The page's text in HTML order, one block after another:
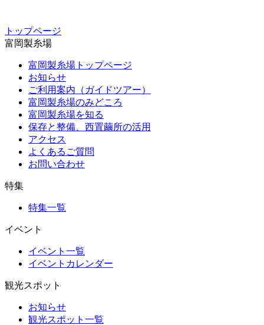
トップページ
富岡製糸場
富岡製糸場トップページ
お知らせ
ご利用案内（ガイドツアー）
富岡製糸場のみどころ
富岡製糸場を知る
保存と整備、西置繭所の活用
アクセス
よくあるご質問
お問い合わせ
特集
特集一覧
イベント
イベント一覧
イベントカレンダー
観光スポット
お知らせ
観光スポット一覧